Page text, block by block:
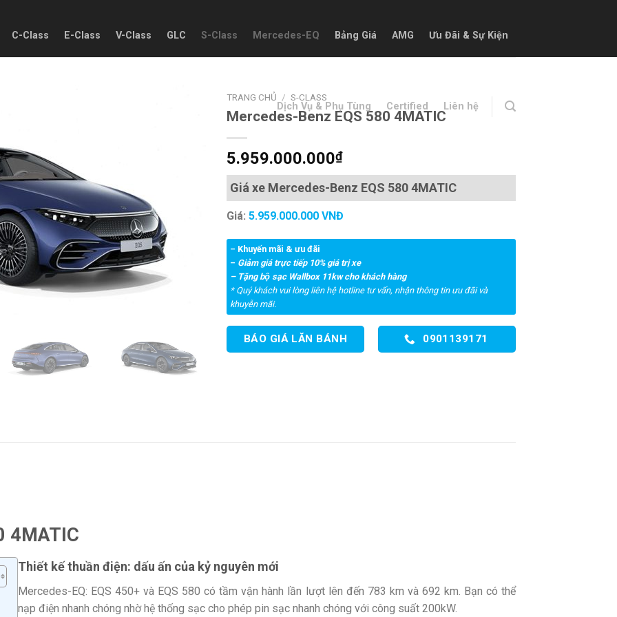
C-Class E-Class V-Class GLC S-Class Mercedes-EQ Bảng Giá AMG Ưu Đãi & Sự Kiện
Dịch Vụ & Phụ Tùng Certified Liên hệ
TRANG CHỦ / S-CLASS
Mercedes-Benz EQS 580 4MATIC
5.959.000.000₫
Giá xe Mercedes-Benz EQS 580 4MATIC
Giá: 5.959.000.000 VNĐ
– Khuyến mãi & ưu đãi
– Giảm giá trực tiếp 10% giá trị xe
– Tặng bộ sạc Wallbox 11kw cho khách hàng
* Quý khách vui lòng liên hệ hotline tư vấn, nhận thông tin ưu đãi và
khuyễn mãi.
BÁO GIÁ LĂN BÁNH 0901139171
4MATIC
Thiết kế thuần điện: dấu ấn của kỷ nguyên mới
Mercedes-EQ: EQS 450+ và EQS 580 có tầm vận hành lần lượt lên đến 783 km và 692 km. Bạn có thể
nạp điện nhanh chóng nhờ hệ thống sạc cho phép pin sạc nhanh chóng với công suất 200kW.